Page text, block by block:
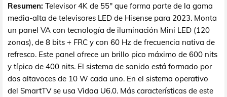
Resumen: Televisor 4K de 55" que forma parte de la gama
media-alta de televisores LED de Hisense para 2023. Monta
un panel VA con tecnología de iluminación Mini LED (120
zonas), de 8 bits + FRC y con 60 Hz de frecuencia nativa de
refresco. Este panel ofrece un brillo pico máximo de 600 nits
y típico de 400 nits. El sistema de sonido está formado por
dos altavoces de 10 W cada uno. En el sistema operativo
del SmartTV se usa Vidaa U6.0. Más características de este